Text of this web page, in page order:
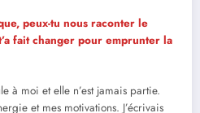
peux-tu nous raconter le
fait changer pour emprunter la
à moi et elle n’est jamais partie.
et mes motivations. J’écrivais